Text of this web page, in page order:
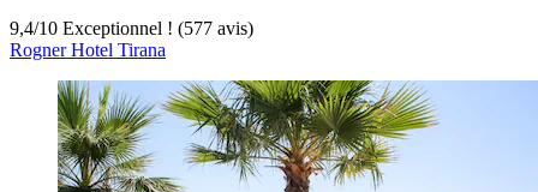
9,4/10 Exceptionnel ! (577 avis)
Rogner Hotel Tirana